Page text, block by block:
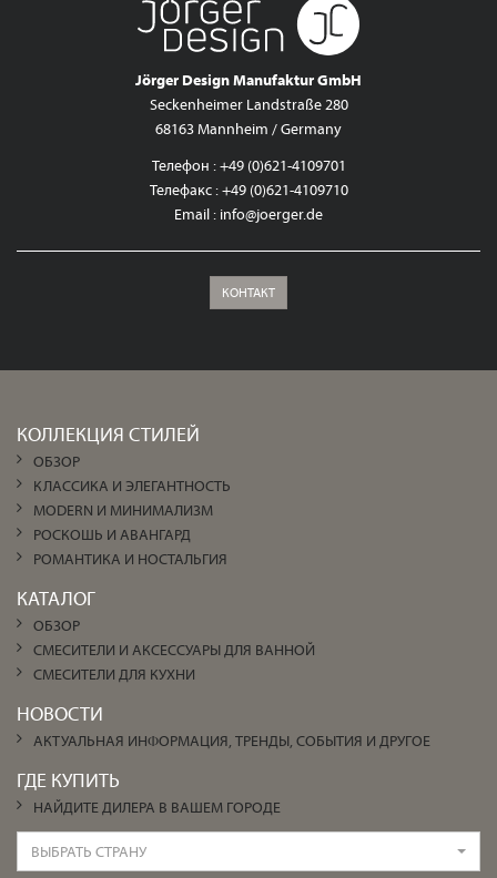
Jörger Design Manufaktur GmbH
Seckenheimer Landstraße 280
68163 Mannheim / Germany
Телефон : +49 (0)621-4109701
Телефакс : +49 (0)621-4109710
Email : info@joerger.de
КОНТАКТ
КОЛЛЕКЦИЯ СТИЛЕЙ
ОБЗОР
КЛАССИКА И ЭЛЕГАНТНОСТЬ
MODERN И МИНИМАЛИЗМ
РОСКОШЬ И АВАНГАРД
РОМАНТИКА И НОСТАЛЬГИЯ
КАТАЛОГ
ОБЗОР
СМЕСИТЕЛИ И АКСЕССУАРЫ ДЛЯ ВАННОЙ
СМЕСИТЕЛИ ДЛЯ КУХНИ
НОВОСТИ
АКТУАЛЬНАЯ ИНФОРМАЦИЯ, ТРЕНДЫ, СОБЫТИЯ И ДРУГОЕ
ГДЕ КУПИТЬ
НАЙДИТЕ ДИЛЕРА В ВАШЕМ ГОРОДЕ
ВЫБРАТЬ СТРАНУ